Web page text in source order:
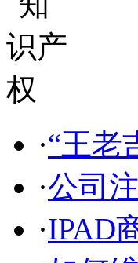
·“王老
·公司
·IPAD